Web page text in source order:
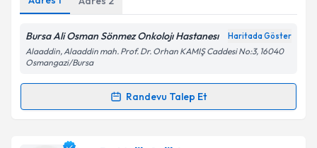
Kişisel verilerimin işlenmesine ilişkinAydınlatma
Metni'ni okudum ve kişisel verilerimin belirtilen
Bursa Ali Osman Sönmez Onkolojı Hastanesı Haritada Göster
Alaaddin, Alaaddin mah. Prof. Dr. Orhan KAMIŞ Caddesi No:3, 16040
Osmangazi/Bursa
Randevu Talep Et
Randevu Takvimi Talebi